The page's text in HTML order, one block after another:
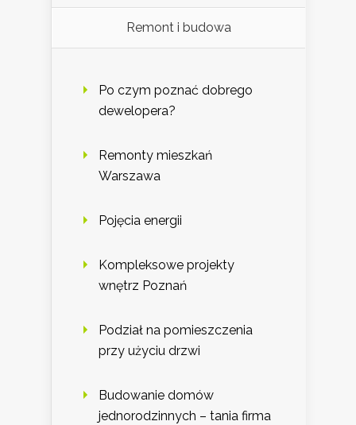
Remont i budowa
Po czym poznać dobrego
dewelopera?
Remonty mieszkań
Warszawa
Pojęcia energii
Kompleksowe projekty
wnętrz Poznań
Podział na pomieszczenia
przy użyciu drzwi
Budowanie domów
jednorodzinnych – tania firma